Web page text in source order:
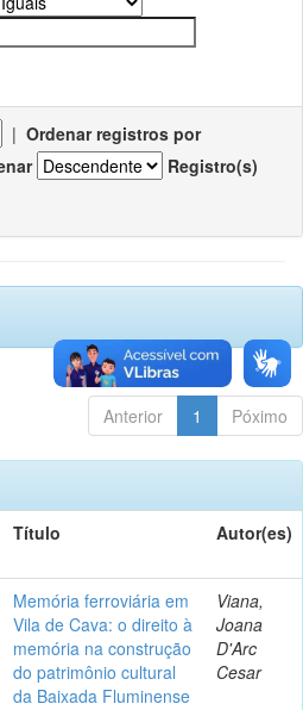
| Ordenar registros por
Registro(s)
Anterior 1 Póximo
Título Autor(es)
Memória ferroviária em
Vila de Cava: o direito à
memória na construção
do patrimônio cultural
da Baixada Fluminense
Viana,
Joana
D'Arc
Cesar